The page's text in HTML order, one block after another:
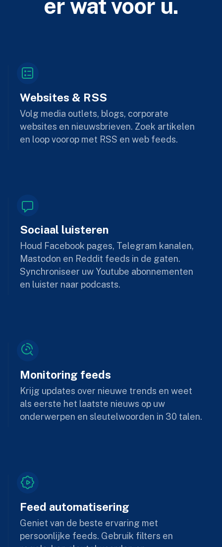
er wat voor u.
Websites & RSS
Volg media outlets, blogs, corporate
websites en nieuwsbrieven. Zoek artikelen
en loop voorop met RSS en web feeds.
Sociaal luisteren
Houd Facebook pages, Telegram kanalen,
Mastodon en Reddit feeds in de gaten.
Synchroniseer uw Youtube abonnementen
en luister naar podcasts.
Monitoring feeds
Krijg updates over nieuwe trends en weet
als eerste het laatste nieuws op uw
onderwerpen en sleutelwoorden in 30 talen.
Feed automatisering
Geniet van de beste ervaring met
persoonlijke feeds. Gebruik filters en